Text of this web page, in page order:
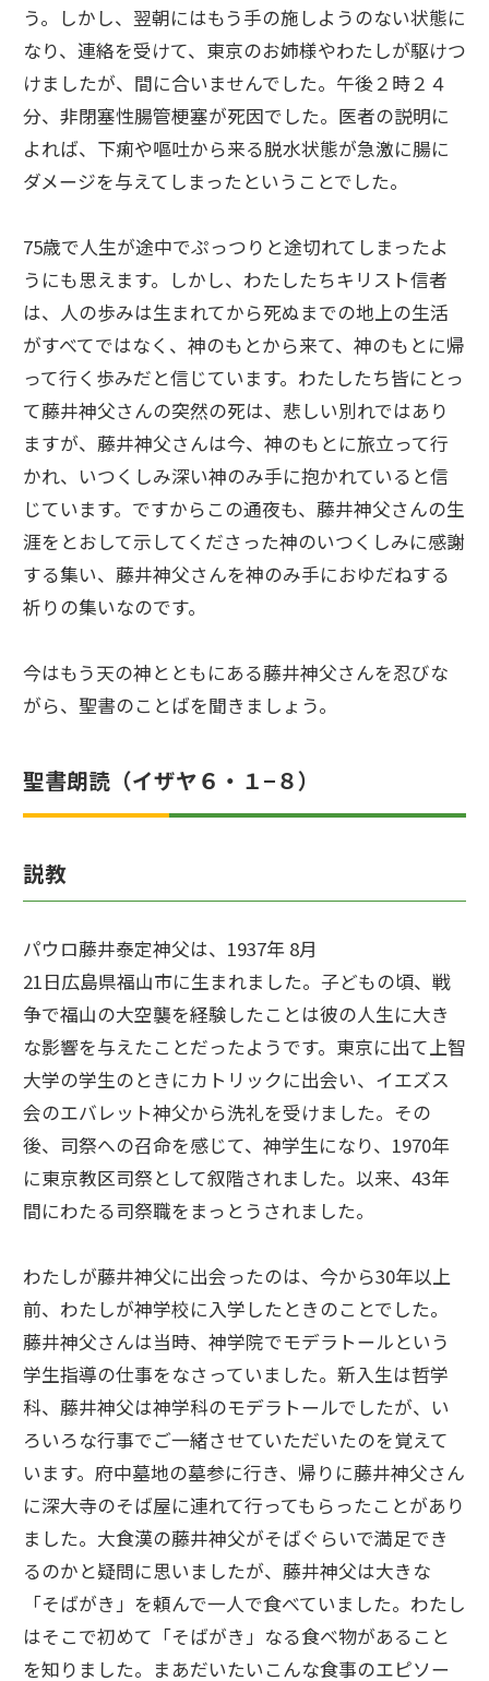
う。しかし、翌朝にはもう手の施しようのない状態に
なり、連絡を受けて、東京のお姉様やわたしが駆けつ
けましたが、間に合いませんでした。午後２時２４
分、非閉塞性腸管梗塞が死因でした。医者の説明に
よれば、下痢や嘔吐から来る脱水状態が急激に腸に
ダメージを与えてしまったということでした。
75歳で人生が途中でぷっつりと途切れてしまったよ
うにも思えます。しかし、わたしたちキリスト信者
は、人の歩みは生まれてから死ぬまでの地上の生活
がすべてではなく、神のもとから来て、神のもとに帰
って行く歩みだと信じています。わたしたち皆にとっ
て藤井神父さんの突然の死は、悲しい別れではあり
ますが、藤井神父さんは今、神のもとに旅立って行
かれ、いつくしみ深い神のみ手に抱かれていると信
じています。ですからこの通夜も、藤井神父さんの生
涯をとおして示してくださった神のいつくしみに感謝
する集い、藤井神父さんを神のみ手におゆだねする
祈りの集いなのです。
今はもう天の神とともにある藤井神父さんを忍びな
がら、聖書のことばを聞きましょう。
聖書朗読（イザヤ６・１−８）
説教
パウロ藤井泰定神父は、1937年 8月
21日広島県福山市に生まれました。子どもの頃、戦
争で福山の大空襲を経験したことは彼の人生に大き
な影響を与えたことだったようです。東京に出て上智
大学の学生のときにカトリックに出会い、イエズス
会のエバレット神父から洗礼を受けました。その
後、司祭への召命を感じて、神学生になり、1970年
に東京教区司祭として叙階されました。以来、43年
間にわたる司祭職をまっとうされました。
わたしが藤井神父に出会ったのは、今から30年以上
前、わたしが神学校に入学したときのことでした。
藤井神父さんは当時、神学院でモデラトールという
学生指導の仕事をなさっていました。新入生は哲学
科、藤井神父は神学科のモデラトールでしたが、い
ろいろな行事でご一緒させていただいたのを覚えて
います。府中墓地の墓参に行き、帰りに藤井神父さん
に深大寺のそば屋に連れて行ってもらったことがあり
ました。大食漢の藤井神父がそばぐらいで満足でき
るのかと疑問に思いましたが、藤井神父は大きな
「そばがき」を頼んで一人で食べていました。わたし
はそこで初めて「そばがき」なる食べ物があること
を知りました。まあだいたいこんな食事のエピソー